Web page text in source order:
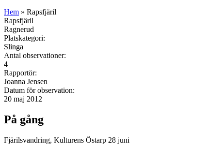
Hem » Rapsfjäril
Rapsfjäril
Ragnerud
Platskategori:
Slinga
Antal observationer:
4
Rapportör:
Joanna Jensen
Datum för observation:
20 maj 2012
På gång
Fjärilsvandring, Kulturens Östarp 28 juni